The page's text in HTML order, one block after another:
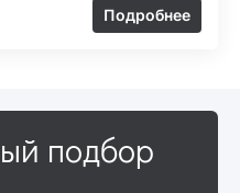
Подробнее
подбор